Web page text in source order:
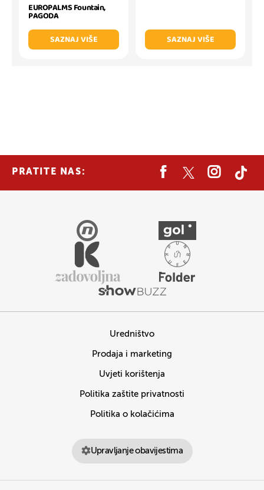
EUROPALMS Fountain,
PAGODA
SAZNAJ VIŠE
SAZNAJ VIŠE
PRATITE NAS:
Uredništvo
Prodaja i marketing
Uvjeti korištenja
Politika zaštite privatnosti
Politika o kolačićima
Upravljanje obavijestima